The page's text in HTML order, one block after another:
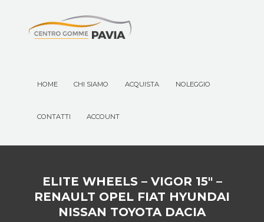
HOME CHI SIAMO ACQUISTA NOLEGGIO
CONTATTI ACCOUNT
ELITE WHEELS – VIGOR 15″ –
RENAULT OPEL FIAT HYUNDAI
NISSAN TOYOTA DACIA